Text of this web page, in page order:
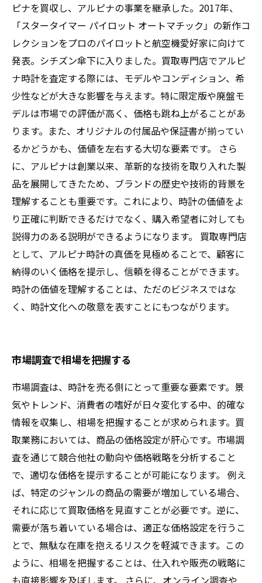
ピナを買収し、アルピナの事業を継承した。2017年、
「スタータイマー パイロット オートマチック」の新作コ
レクションをプロのパイロットと航空機愛好家に向けて
発表。シチズン傘下に入りました。買取専門店でアルピ
ナ時計を査定する際には、モデルやコンディション、希
少性などが大きな影響を与えます。特に限定版や廃盤モ
デルは市場での評価が高く、価格も跳ね上がることがあ
ります。また、オリジナルの付属品や保証書が揃ってい
るかどうかも、価値を左右する大切な要素です。 さら
に、アルピナは創業以来、革新的な技術を取り入れた製
品を展開してきたため、ブランドの歴史や技術的背景を
理解することも重要です。これにより、時計の価値をよ
り正確に判断できるだけでなく、購入希望者に対しても
説得力のある説明ができるようになります。 買取専門店
として、アルピナ時計の真価を見極めることで、顧客に
納得のいく価格を提示し、信頼を得ることができます。
時計の価値を理解することは、ただのビジネスではな
く、時計文化への敬意を表すことにもつながります。
市場調査で相場を把握する
市場調査は、時計を売る側にとって重要な要素です。景
気やトレンド、消費者の嗜好が日々変化する中、的確な
情報を収集し、相場を把握することが求められます。買
取業務においては、商品の価格設定が肝心です。市場調
査を通じて競合他社の動向や価格戦略を分析すること
で、適切な価格を提示することが可能になります。 例え
ば、特定のジャンルの商品の需要が増加している場合、
それに応じて買取価格を見直すことが必要です。逆に、
需要が落ち着いている場合は、適正な価格設定を行うこ
とで、無駄な在庫を抱えるリスクを軽減できます。この
ように、相場を把握することは、仕入れや販売の戦略に
も直接影響を及ぼします。 さらに、オンライン調査や